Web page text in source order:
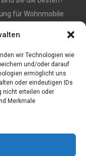
wir Technologien wie
und/oder darauf
ermöglicht uns
oder eindeutigen IDs
nicht erteilen oder
Merkmale
für Wohnmobile